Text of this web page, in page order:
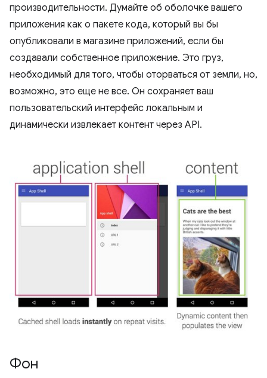
производительности. Думайте об оболочке вашего
приложения как о пакете кода, который вы бы
опубликовали в магазине приложений, если бы
создавали собственное приложение. Это груз,
необходимый для того, чтобы оторваться от земли, но,
возможно, это еще не все. Он сохраняет ваш
пользовательский интерфейс локальным и
динамически извлекает контент через API.
Фон